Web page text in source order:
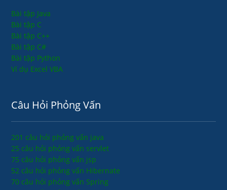
Bài tập Java
Bài tập C
Bài tập C++
Bài tập C#
Bài tập Python
Ví dụ Excel VBA
Câu Hỏi Phỏng Vấn
201 câu hỏi phỏng vấn java
25 câu hỏi phỏng vấn servlet
75 câu hỏi phỏng vấn jsp
52 câu hỏi phỏng vấn Hibernate
70 câu hỏi phỏng vấn Spring